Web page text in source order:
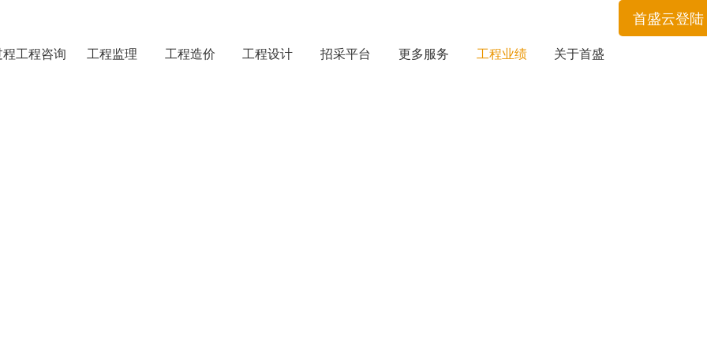
工程咨询 工程监理 工程造价 工程设计 招采平台 更多服务 工程业绩 关于首盛
首盛云登陆